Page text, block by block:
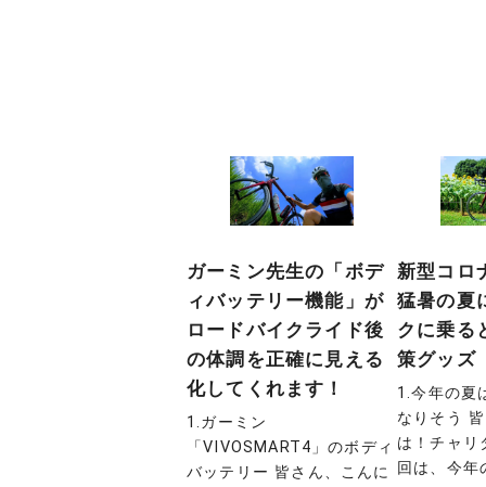
ガーミン先生の「ボデ
ィバッテリー機能」が
ロードバイクライド後
の体調を正確に見える
化してくれます！
1.ガーミン
「VIVOSMART4」のボディ
バッテリー 皆さん、こんに
新型コロ
猛暑の夏
クに乗る
策グッズ
1.今年の夏
なりそう
は！チャリ
回は、今年